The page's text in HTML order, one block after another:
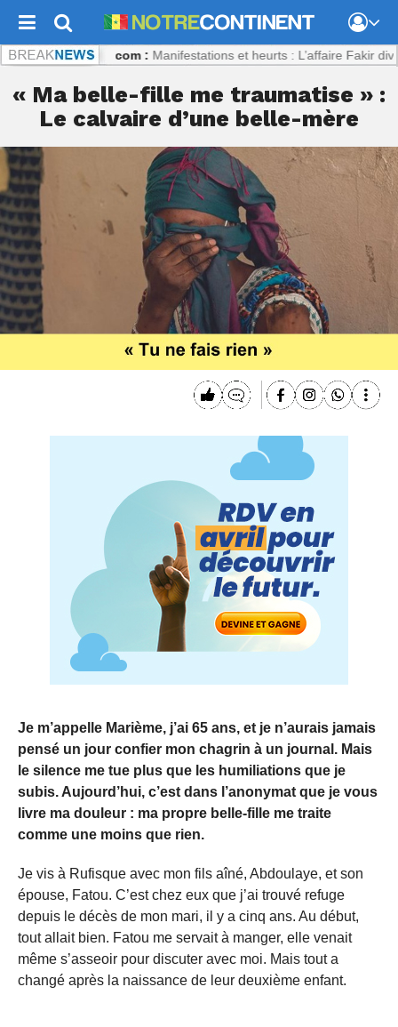
: Manifestations et heurts : L’affaire Fakir divise
« Ma belle-fille me traumatise » :
Le calvaire d’une belle-mère
Je m’appelle Marième, j’ai 65 ans, et je n’aurais jamais
pensé un jour confier mon chagrin à un journal. Mais
le silence me tue plus que les humiliations que je
subis. Aujourd’hui, c’est dans l’anonymat que je vous
livre ma douleur : ma propre belle-fille me traite
comme une moins que rien.
Je vis à Rufisque avec mon fils aîné, Abdoulaye, et son
épouse, Fatou. C’est chez eux que j’ai trouvé refuge
depuis le décès de mon mari, il y a cinq ans. Au début,
tout allait bien. Fatou me servait à manger, elle venait
même s’asseoir pour discuter avec moi. Mais tout a
changé après la naissance de leur deuxième enfant.